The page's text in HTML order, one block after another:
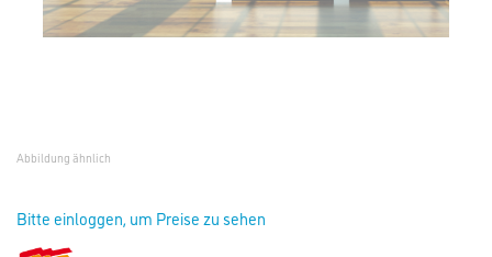
Abbildung ähnlich
Bitte einloggen, um Preise zu sehen